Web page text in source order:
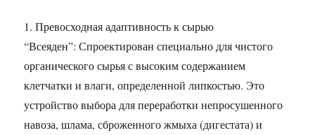
1. Превосходная адаптивность к сырью
“Всеяден”: Спроектирован специально для чистого
органического сырья с высоким содержанием
клетчатки и влаги, определенной липкостью. Это
устройство выбора для переработки непросушенного
навоза, шлама, сброженного жмыха (дигестата) и